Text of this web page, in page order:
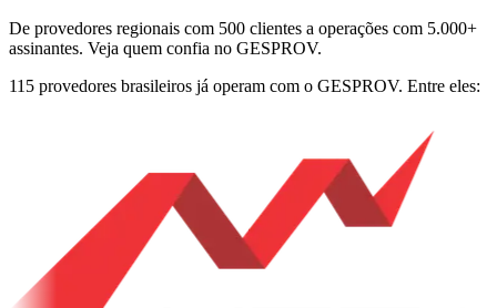
De provedores regionais com 500 clientes a operações com 5.000+
assinantes. Veja quem confia no GESPROV.
115 provedores brasileiros já operam com o GESPROV. Entre eles: